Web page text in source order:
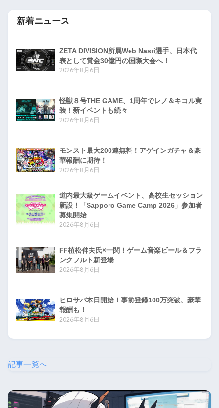
新着ニュース
ZETA DIVISION所属Web Nasri選手、日本代
表として賞金30億円の国際大会へ！
2026年8月6日
怪獣８号THE GAME、1周年でレノ＆キコル実
装！新イベントも続々
2026年8月6日
モンスト最大200連無料！アゲインガチャ＆豪
華報酬に期待！
2026年8月6日
道内最大級ゲームイベント、高校生セッション
新設！「Sapporo Game Camp 2026」参加者
募集開始
2026年8月6日
FF植松伸夫氏×一関！ゲーム音楽ビール＆フラ
ンクフルト新登場
2026年8月6日
ヒロサバ本日開始！事前登録100万突破、豪華
報酬も！
2026年8月6日
記事一覧へ